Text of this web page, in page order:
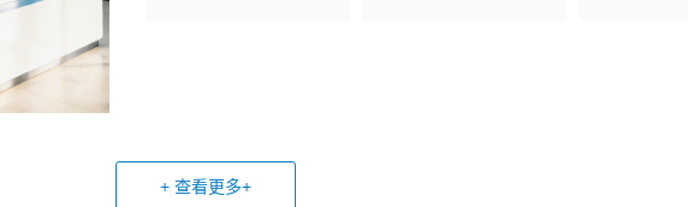
+ 查看更多+